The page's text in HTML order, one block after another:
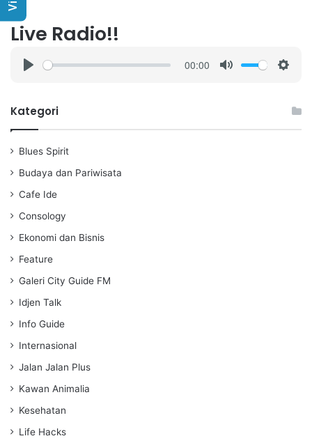
Live Radio!!
a
00:00
Kategori
Blues Spirit
Budaya dan Pariwisata
Cafe Ide
Consology
Ekonomi dan Bisnis
Feature
Galeri City Guide FM
Idjen Talk
Info Guide
Internasional
Jalan Jalan Plus
Kawan Animalia
Kesehatan
Life Hacks